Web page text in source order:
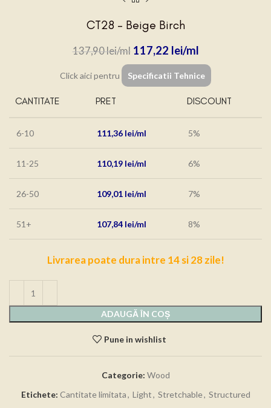
CT28 – Beige Birch
137,90lei 117,22 lei
Click aici pentru Specificatii Tehnice
CANTITATE PRET DISCOUNT
6-10 111,36 lei 5%
11-25 110,19 lei 6%
26-50 109,01 lei 7%
51+ 107,84 lei 8%
Livrarea poate dura intre 14 si 28 zile!
ADAUGĂ ÎN COȘ
Pune in wishlist
Categorie: Wood
Etichete: Cantitate limitata, Light, Stretchable, Structured